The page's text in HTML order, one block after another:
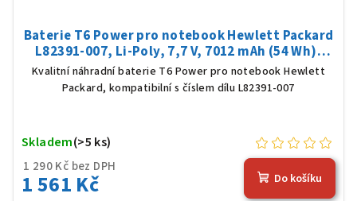
Baterie T6 Power pro notebook Hewlett Packard
L82391-007, Li-Poly, 7,7 V, 7012 mAh (54 Wh),
černá
Kvalitní náhradní baterie T6 Power pro notebook Hewlett
Packard, kompatibilní s číslem dílu L82391-007
1 290 Kč bez DPH
1 561 Kč
Skladem(>5 ks)
Do košíku